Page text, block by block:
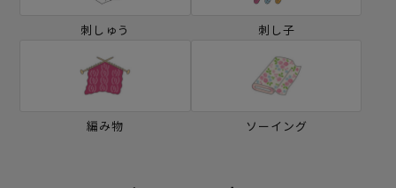
刺しゅう 刺し子
編み物 ソーイング